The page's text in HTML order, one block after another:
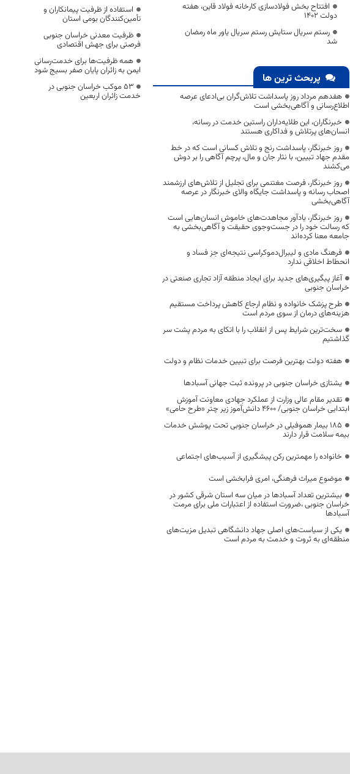
افتتاح بخش فولادسازی کارخانه فولاد قاین، هفته
دولت 1402
رستم سریال ستایش رستم سریال یاور ماه رمضان
شد
پربحث ترین ها
هفدهم مرداد روز پاسداشت تلاش‌گران بی‌ادعای عرصه
اطلاع‌رسانی و آگاهی‌بخشی است
خبرنگاران، این طلایه‌داران راستین خدمت در رسانه،
انسان‌های پرتلاش و فداکاری هستند
روز خبرنگار، پاسداشت رنج و تلاش کسانی است که در خط
مقدم جهاد تبیین، با نثار جان و مال، پرچم آگاهی را بر دوش
می‌کشند
روز خبرنگار، فرصت مغتنمی برای تجلیل از تلاش‌های ارزشمند
اصحاب رسانه و پاسداشت جایگاه والای خبرنگار در عرصه
آگاهی‌بخشی
روز خبرنگار، یادآور مجاهدت‌های خاموش انسان‌هایی است
که رسالت خود را در جست‌وجوی حقیقت و آگاهی‌بخشی به
جامعه معنا کرده‌اند
فرهنگ مادی و لیبرال‌دموکراسی نتیجه‌ای جز فساد و
انحطاط اخلاقی ندارد
آغاز پیگیری‌های جدید برای ایجاد منطقه آزاد تجاری صنعتی در
خراسان جنوبی
طرح پزشک خانواده و نظام ارجاع کاهش پرداخت مستقیم
هزینه‌های درمان از سوی مردم است
سخت‌ترین شرایط پس از انقلاب را با اتکای به مردم پشت سر
گذاشتیم
هفته دولت بهترین فرصت برای تبیین خدمات نظام و دولت
یشتازی خراسان جنوبی در پرونده ثبت جهانی آسبادها
تقدیر مقام عالی وزارت از عملکرد جهادی معاونت آموزش
ابتدایی خراسان جنوبی/ ۴۶۰۰ دانش‌آموز زیر چتر «طرح حامی»
۱۸۵ بیمار هموفیلی در خراسان جنوبی تحت پوشش خدمات
بیمه سلامت قرار دارند
خانواده را مهمترین رکن پیشگیری از آسیب‌های اجتماعی
موضوع میراث فرهنگی، امری فرابخشی است
بیشترین تعداد آسبادها در میان سه استان شرقی کشور در
خراسان جنوبی ،ضرورت استفاده از اعتبارات ملی برای مرمت
آسبادها
یکی از سیاست‌های اصلی جهاد دانشگاهی تبدیل مزیت‌های
منطقه‌ای به ثروت و خدمت به مردم است
استفاده از ظرفیت پیمانکاران و
تأمین‌کنندگان بومی استان
ظرفیت معدنی خراسان جنوبی
فرصتی برای جهش اقتصادی
همه ظرفیت‌ها برای خدمت‌رسانی
ایمن به زائران پایان صفر بسیج شود
53 موکب خراسان جنوبی در
خدمت زائران اربعین